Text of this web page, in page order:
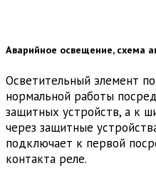
Аварийное освещение, схема
Осветительный элемент
нормальной работы
защитных устройств, а к
через защитные
подключает к первой
контакта реле.